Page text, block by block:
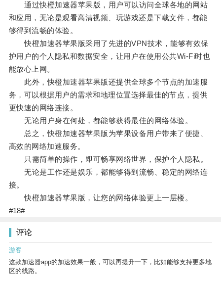
通过快橙加速器苹果版，用户可以访问全球各地的网站
和应用，无论是观看高清视频、玩游戏还是下载文件，都能
够得到流畅的体验。
快橙加速器苹果版采用了先进的VPN技术，能够有效保
护用户的个人隐私和数据安全，让用户在使用公共Wi-Fi时也
能放心上网。
此外，快橙加速器苹果版还提供全球多个节点的加速服
务，可以根据用户的需求和地理位置选择最佳的节点，提供
更快速的网络连接。
无论用户身在何处，都能够获得最佳的网络体验。
总之，快橙加速器苹果版为苹果设备用户带来了便捷、
高效的网络加速服务。
只需简单的操作，即可畅享网络世界，保护个人隐私。
无论是工作还是娱乐，都能够得到流畅、稳定的网络连
接。
快橙加速器苹果版，让您的网络体验更上一层楼。
#18#
评论
游客
这款加速器app的加速效果一般，可以再提升一下，比如能够支持更多地
区的线路。